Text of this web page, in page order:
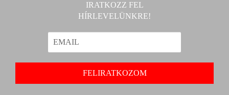
IRATKOZZ FEL
HÍRLEVELÜNKRE!